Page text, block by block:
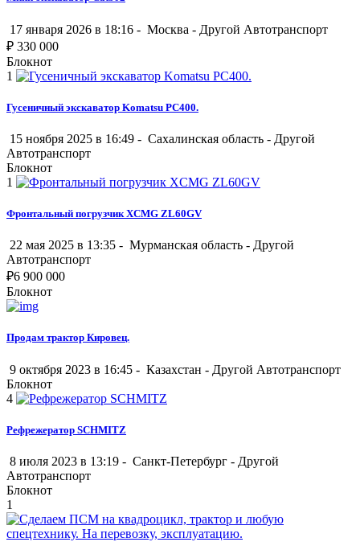
17 января 2026 в 18:16 - Москва - Другой Автотранспорт
₽ 330 000
Блокнот
1
Гусеничный экскаватор Komatsu PC400.
15 ноября 2025 в 16:49 - Сахалинская область - Другой
Автотранспорт
Блокнот
1
Фронтальный погрузчик XCMG ZL60GV
22 мая 2025 в 13:35 - Мурманская область - Другой
Автотранспорт
₽6 900 000
Блокнот
Продам трактор Кировец.
9 октября 2023 в 16:45 - Казахстан - Другой Автотранспорт
Блокнот
4
Рефрежератор SCHMITZ
8 июля 2023 в 13:19 - Санкт-Петербург - Другой
Автотранспорт
Блокнот
1